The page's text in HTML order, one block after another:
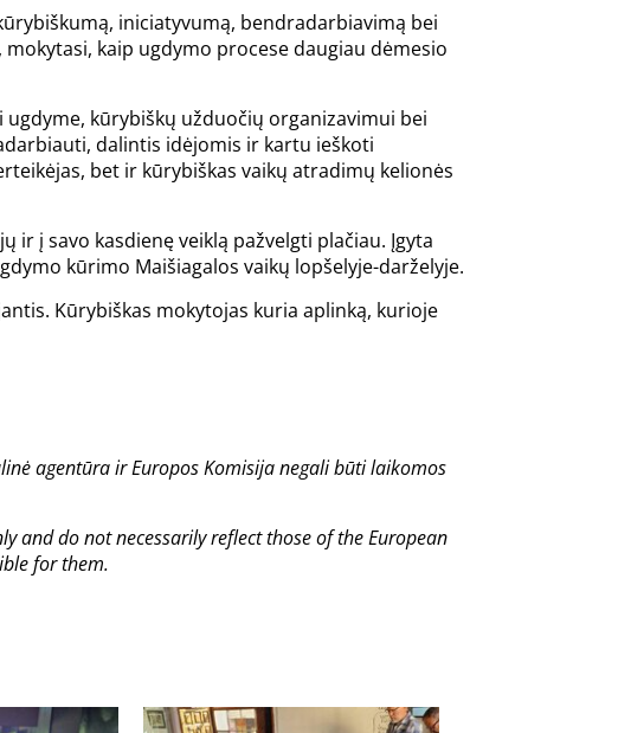
iniciatyvumą, bendradarbiavimą bei
kaip ugdymo procese daugiau dėmesio
kūrybiškų užduočių organizavimui bei
dalintis idėjomis ir kartu ieškoti
bet ir kūrybiškas vaikų atradimų kelionės
į savo kasdienę veiklą pažvelgti plačiau. Įgyta
kūrimo Maišiagalos vaikų lopšelyje-darželyje.
Kūrybiškas mokytojas kuria aplinką, kurioje
agentūra ir Europos Komisija negali būti laikomos
and do not necessarily reflect those of the European
for them.